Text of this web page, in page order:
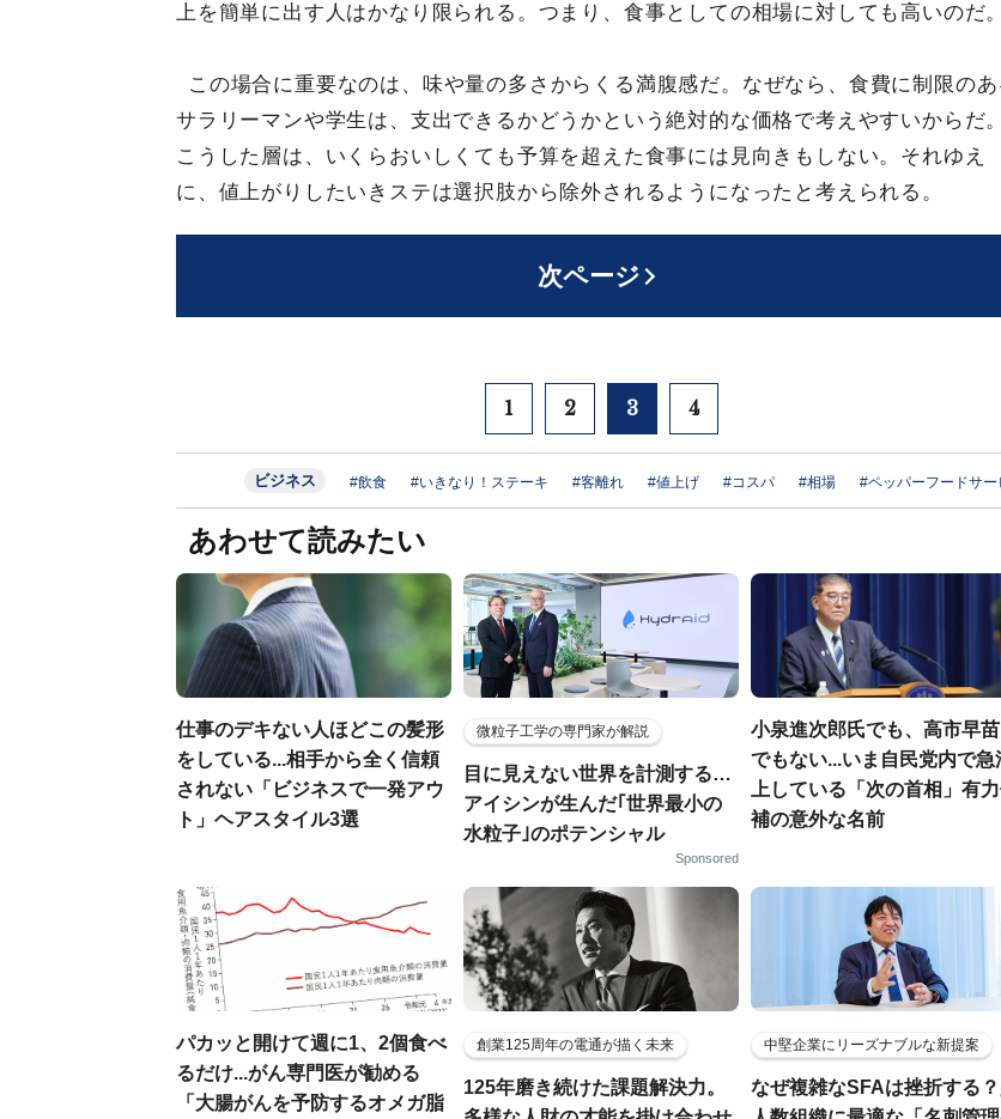
上を簡単に出す人はかなり限られる。つまり、食事としての相場に対しても高いのだ。
この場合に重要なのは、味や量の多さからくる満腹感だ。なぜなら、食費に制限のあ
サラリーマンや学生は、支出できるかどうかという絶対的な価格で考えやすいからだ。
こうした層は、いくらおいしくても予算を超えた食事には見向きもしない。それゆえ
に、値上がりしたいきステは選択肢から除外されるようになったと考えられる。
次ページ
1 2 3 4
ビジネス #飲食 #いきなり！ステーキ #客離れ #値上げ #コスパ #相場 #ペッパーフードサー
あわせて読みたい
仕事のデキない人ほどこの髪形
をしている...相手から全く信頼
されない「ビジネスで一発アウ
ト」ヘアスタイル3選
微粒子工学の専門家が解説
目に見えない世界を計測する…
アイシンが生んだ｢世界最小の
水粒子｣のポテンシャル
Sponsored
小泉進次郎氏でも、高市早
でもない...いま自民党内で急
上している「次の首相」有
補の意外な名前
パカッと開けて週に1、2個食べ
るだけ...がん専門医が勧める
「大腸がんを予防するオメガ脂
創業125周年の電通が描く未来
125年磨き続けた課題解決力。
中堅企業にリーズナブルな新提案
なぜ複雑なSFAは挫折する